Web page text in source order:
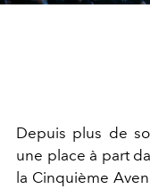
Depuis plus de
une place à part
la Cinquième